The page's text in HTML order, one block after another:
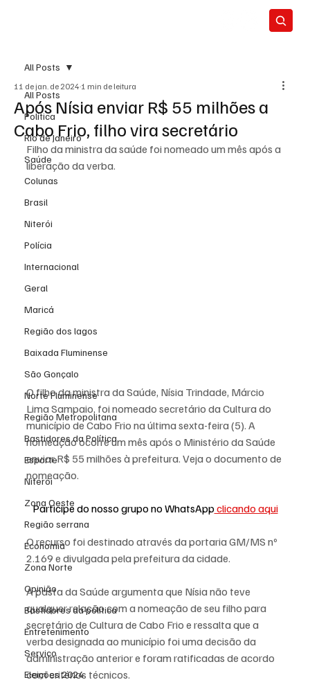
All Posts
Política
Rio de Janeiro
Saúde
Colunas
Brasil
Niterói
Polícia
Internacional
Geral
Maricá
Região dos lagos
Baixada Fluminense
São Gonçalo
Norte Fluminense
Região Metropolitana
Bastidores da Política
Esporte
Niterói
Zona Oeste
Região serrana
Economia
Zona Norte
Opinião
Bastidores da política
Entretenimento
Serviço
Eleições 2024
All Posts
Após Nísia enviar R$ 55 milhões a
Cabo Frio, filho vira secretário
11 de jan. de 2024 1 min de leitura
Filho da ministra da saúde foi nomeado um mês após a
liberação da verba.
O filho da ministra da Saúde, Nísia Trindade, Márcio
Lima Sampaio, foi nomeado secretário da Cultura do
município de Cabo Frio na última sexta-feira (5). A
nomeação ocorre um mês após o Ministério da Saúde
enviar R$ 55 milhões à prefeitura. Veja o documento de
nomeação.
Participe do nosso grupo no WhatsApp clicando aqui
O recurso foi destinado através da portaria GM/MS nº
2.169 e divulgada pela prefeitura da cidade.
A pasta da Saúde argumenta que Nísia não teve
qualquer relação com a nomeação de seu filho para
secretário de Cultura de Cabo Frio e ressalta que a
verba designada ao município foi uma decisão da
administração anterior e foram ratificadas de acordo
com critérios técnicos.